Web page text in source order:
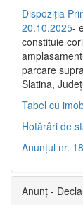
Dispoziția
20.10.2025-
constituie
parcare
Slatina,
Tabel cu
Hotărâri de
Anunțul nr.
Anunț -